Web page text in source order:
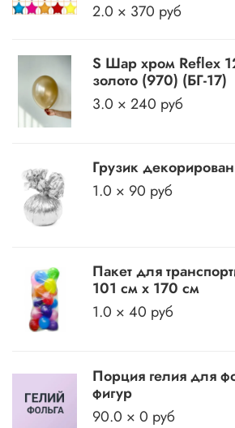
2.0 × 370 руб
S Шар хром Reflex
золото (970) (БГ-17)
3.0 × 240 руб
Грузик
1.0 × 90 руб
Пакет для
101 см х 170 см
1.0 × 40 руб
Порция гелия для
фигур
90.0 × 0 руб